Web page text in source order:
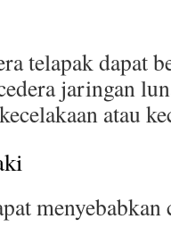
telapak dapat
jaringan
atau